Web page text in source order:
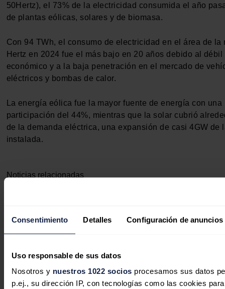
Consentimiento Detalles Configuración de anuncios
Uso responsable de sus datos
Nosotros y nuestros 1022 socios procesamos sus datos
p.ej., su dirección IP, con tecnologías como las cookies
50Hertz), el 73% de la electricidad consumida el año
de plantas eólicas, solares y de biomasa.
Con 94 TWh, el consumo de electricidad en el área de la
Hertz en 2024 fue el más bajo en 20 años debido al
económico y a la baja penetración en el mercado de
eléctricos y bombas de calor.
La energía eólica fue la mayor fuente de energía con una
participación del 44%, mientras que la solar cubrió
de la demanda eléctrica, una expansión de casi 4GW de
instalada.
Noticias relacionadas
La calefacción urbana jugará un
en las grandes ciudades alemanas
José A. Roca06/08/2026